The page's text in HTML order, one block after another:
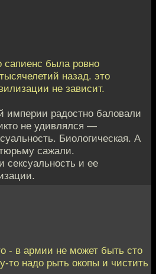
сапиенс была ровно
назад. это
не зависит.
империи радостно баловали
не удивлялся —
Биологическая. А
сажали.
сексуальность и ее
- в армии не может быть сто
то надо рыть окопы и чистить